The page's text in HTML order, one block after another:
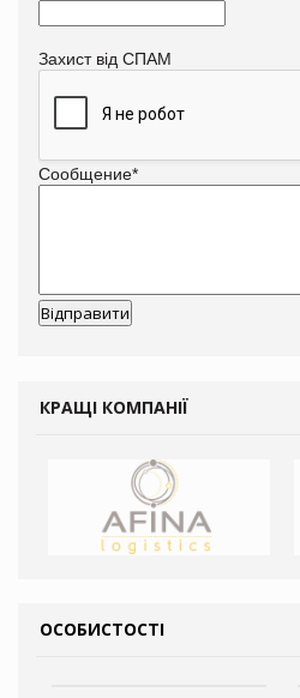
Захист від СПАМ
Сообщение*
КРАЩІ КОМПАНІЇ
ОСОБИСТОСТІ